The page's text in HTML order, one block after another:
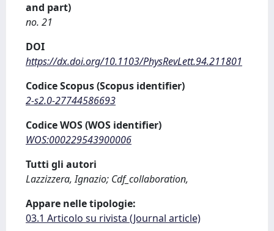
and part)
no. 21
DOI
https://dx.doi.org/10.1103/PhysRevLett.94.211801
Codice Scopus (Scopus identifier)
2-s2.0-27744586693
Codice WOS (WOS identifier)
WOS:000229543900006
Tutti gli autori
Lazzizzera, Ignazio; Cdf_collaboration,
Appare nelle tipologie:
03.1 Articolo su rivista (Journal article)